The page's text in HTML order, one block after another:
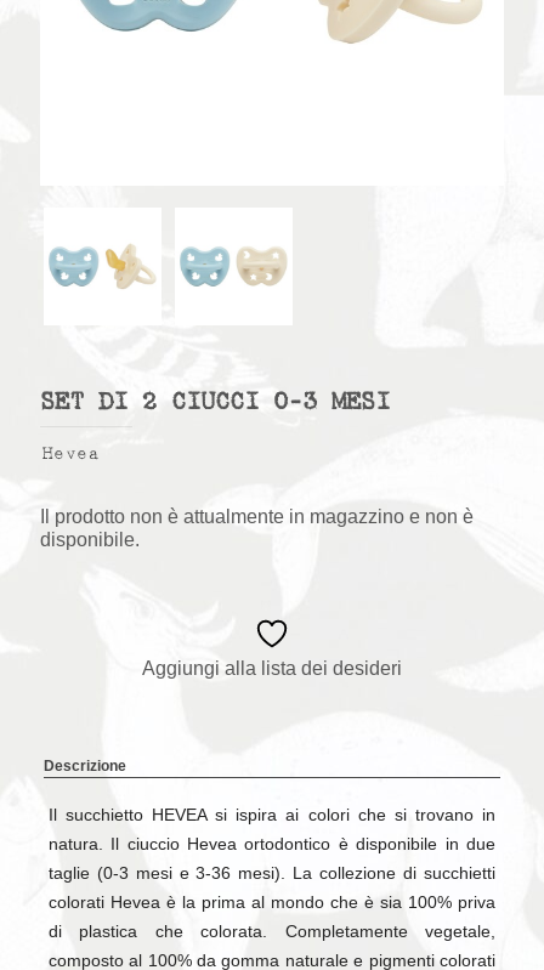
SET DI 2 CIUCCI 0-3 MESI
Hevea
Il prodotto non è attualmente in magazzino e non è
disponibile.
Aggiungi alla lista dei desideri
Descrizione
Il succhietto HEVEA si ispira ai colori che si trovano in
natura. Il ciuccio Hevea ortodontico è disponibile in due
taglie (0-3 mesi e 3-36 mesi). La collezione di succhietti
colorati Hevea è la prima al mondo che è sia 100% priva
di plastica che colorata. Completamente vegetale,
composto al 100% da gomma naturale e pigmenti colorati